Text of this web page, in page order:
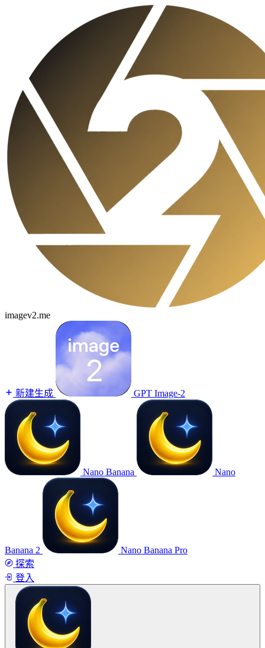
imagev2.me
新建生成 GPT Image-2
Nano Banana Nano
Banana 2
Nano Banana Pro
探索
登入